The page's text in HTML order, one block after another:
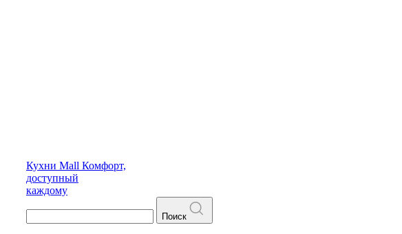
Кухни Mall Комфорт,
доступный
каждому
Поиск